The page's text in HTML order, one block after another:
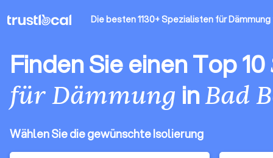
Die besten 1130+ Spezialisten für Dämmung
Finden Sie einen Top 10
für Dämmung inBad
Wählen Sie die gewünschte Isolierung